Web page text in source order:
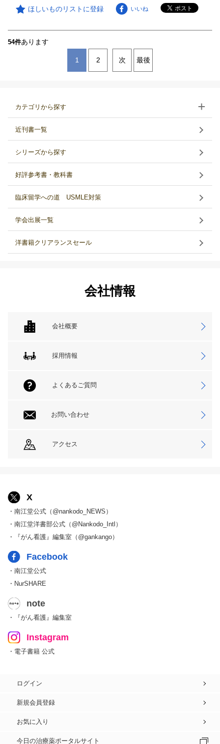
ほしいものリストに登録 いいね
54件あります
1 2 次 最後
カテゴリから探す
近刊書一覧
シリーズから探す
好評参考書・教科書
臨床留学への道 USMLE対策
学会出展一覧
洋書籍クリアランスセール
会社情報
会社概要
採用情報
よくあるご質問
お問い合わせ
アクセス
X
・南江堂公式（@nankodo_NEWS）
・南江堂洋書部公式（@Nankodo_Intl）
・『がん看護』編集室（@gankango）
Facebook
・南江堂公式
・NurSHARE
note
・『がん看護』編集室
Instagram
・電子書籍 公式
ログイン
新規会員登録
お気に入り
今日の治療薬ポータルサイト